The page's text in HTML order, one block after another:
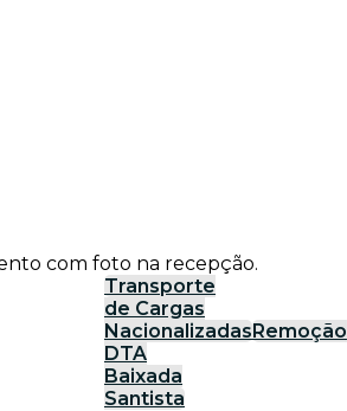
com foto na recepção.
Transporte
de Cargas
NacionalizadasRemoção
DTA
Baixada
Santista